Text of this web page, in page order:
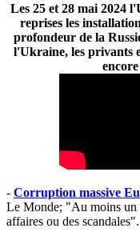
Les 25 et 28 mai 2024
reprises les
profondeur de la
l'Ukraine, les privants
- Corruption massive
Le Monde; "Au moins un
affaires ou des scandales".